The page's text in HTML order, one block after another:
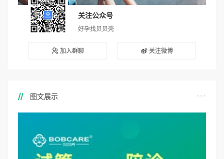
关注公众号
好孕找贝贝壳
加入群聊 关注微博
图文展示